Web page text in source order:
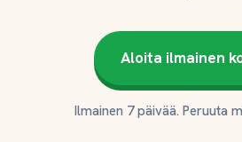
Aloita ilmainen
Ilmainen 7 päivää. Peruuta